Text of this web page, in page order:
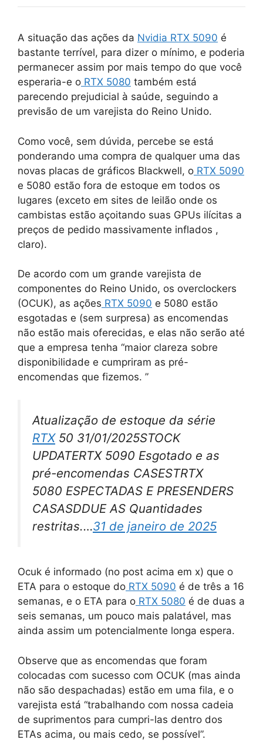
A situação das ações da Nvidia RTX 5090 é
bastante terrível, para dizer o mínimo, e poderia
permanecer assim por mais tempo do que você
esperaria-e o RTX 5080 também está
parecendo prejudicial à saúde, seguindo a
previsão de um varejista do Reino Unido.
Como você, sem dúvida, percebe se está
ponderando uma compra de qualquer uma das
novas placas de gráficos Blackwell, o RTX 5090
e 5080 estão fora de estoque em todos os
lugares (exceto em sites de leilão onde os
cambistas estão açoitando suas GPUs ilícitas a
preços de pedido massivamente inflados ,
claro).
De acordo com um grande varejista de
componentes do Reino Unido, os overclockers
(OCUK), as ações RTX 5090 e 5080 estão
esgotadas e (sem surpresa) as encomendas
não estão mais oferecidas, e elas não serão até
que a empresa tenha “maior clareza sobre
disponibilidade e cumpriram as pré-
encomendas que fizemos. ”
Atualização de estoque da série
RTX50 31/01/2025STOCK
UPDATERTX 5090 Esgotado e as
pré-encomendas CASESTRTX
5080 ESPECTADAS E PRESENDERS
CASASDDUE AS Quantidades
restritas.…31 de janeiro de 2025
Ocuk é informado (no post acima em x) que o
ETA para o estoque do RTX 5090 é de três a 16
semanas, e o ETA para o RTX 5080 é de duas a
seis semanas, um pouco mais palatável, mas
ainda assim um potencialmente longa espera.
Observe que as encomendas que foram
colocadas com sucesso com OCUK (mas ainda
não são despachadas) estão em uma fila, e o
varejista está “trabalhando com nossa cadeia
de suprimentos para cumpri-las dentro dos
ETAs acima, ou mais cedo, se possível”.